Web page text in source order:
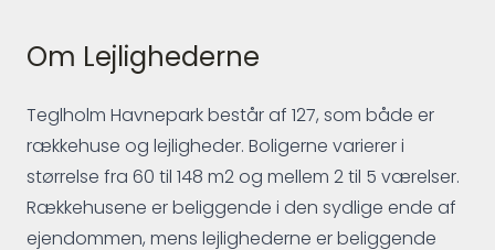
Om Lejlighederne
Teglholm Havnepark består af 127, som både er
rækkehuse og lejligheder. Boligerne varierer i
størrelse fra 60 til 148 m2 og mellem 2 til 5 værelser.
Rækkehusene er beliggende i den sydlige ende af
ejendommen, mens lejlighederne er beliggende